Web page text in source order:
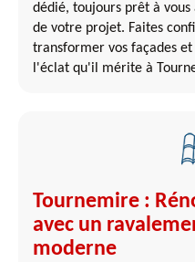
dédié, toujours prêt à
de votre projet. Faites
transformer vos façades
l'éclat qu'il mérite à
Tournemire :
avec un
moderne